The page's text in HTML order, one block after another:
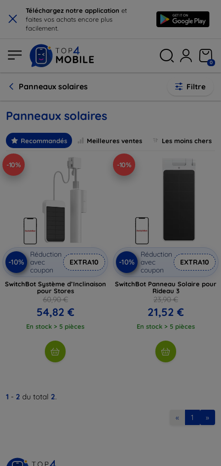
× Téléchargez notre application et
faites vos achats encore plus
facilement.
0
Panneaux solaires Filtre
Panneaux solaires
Recommandés Meilleures ventes Les moins chers
-10%
-10%
Réduction
avec
coupon
EXTRA10
SwitchBot Système d’Inclinaison
pour Stores
60,90 €
54,82 €
En stock > 5 pièces
-10%
-10%
Réduction
avec
coupon
EXTRA10
SwitchBot Panneau Solaire pour
Rideau 3
23,90 €
21,52 €
En stock > 5 pièces
1 - 2 du total 2.
« 1 »